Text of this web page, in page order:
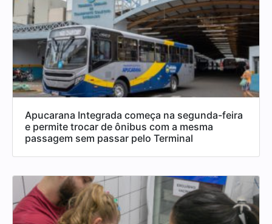
Apucarana Integrada começa na segunda-feira
e permite trocar de ônibus com a mesma
passagem sem passar pelo Terminal